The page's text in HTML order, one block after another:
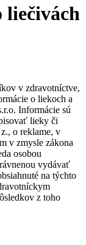
starostlivosť
Viac
Vyhľadajte náš
liečivách
v zdravotníctve,
o liekoch a
Informácie sú
lieky či
o reklame, v
v zmysle zákona
osobou
vydávať
na týchto
z toho